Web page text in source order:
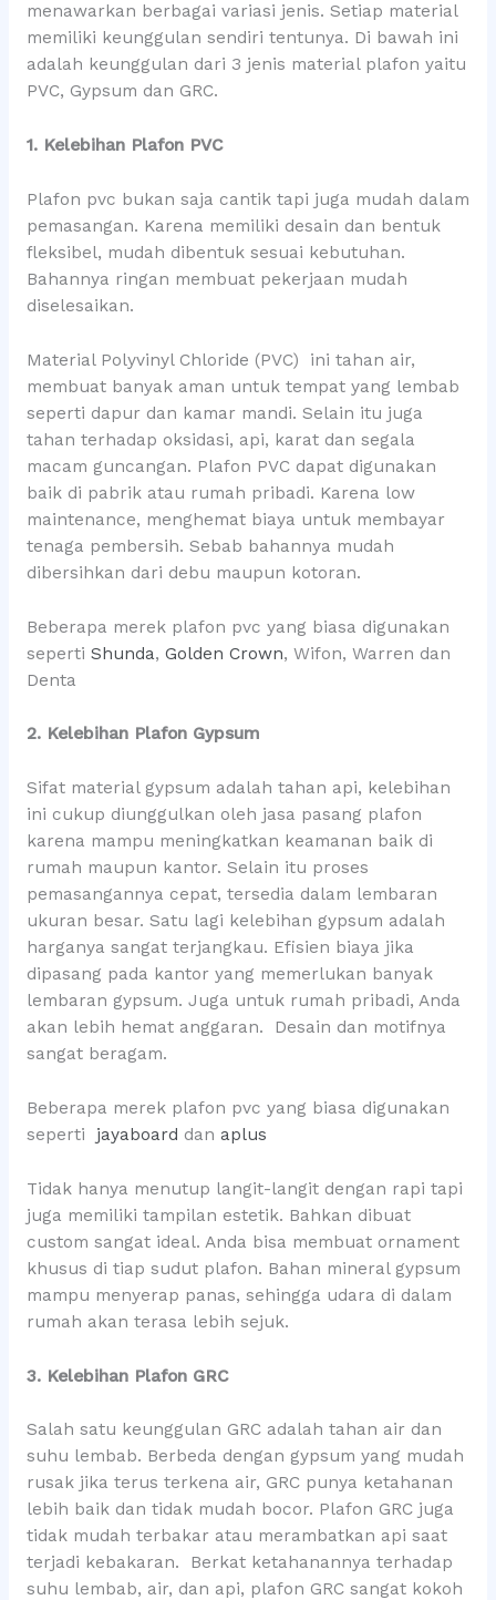
menawarkan berbagai variasi jenis. Setiap material
memiliki keunggulan sendiri tentunya. Di bawah ini
adalah keunggulan dari 3 jenis material plafon yaitu
PVC, Gypsum dan GRC.
1. Kelebihan Plafon PVC
Plafon pvc bukan saja cantik tapi juga mudah dalam
pemasangan. Karena memiliki desain dan bentuk
fleksibel, mudah dibentuk sesuai kebutuhan.
Bahannya ringan membuat pekerjaan mudah
diselesaikan.
Material Polyvinyl Chloride (PVC) ini tahan air,
membuat banyak aman untuk tempat yang lembab
seperti dapur dan kamar mandi. Selain itu juga
tahan terhadap oksidasi, api, karat dan segala
macam guncangan. Plafon PVC dapat digunakan
baik di pabrik atau rumah pribadi. Karena low
maintenance, menghemat biaya untuk membayar
tenaga pembersih. Sebab bahannya mudah
dibersihkan dari debu maupun kotoran.
Beberapa merek plafon pvc yang biasa digunakan
seperti Shunda, Golden Crown, Wifon, Warren dan
Denta
2. Kelebihan Plafon Gypsum
Sifat material gypsum adalah tahan api, kelebihan
ini cukup diunggulkan oleh jasa pasang plafon
karena mampu meningkatkan keamanan baik di
rumah maupun kantor. Selain itu proses
pemasangannya cepat, tersedia dalam lembaran
ukuran besar. Satu lagi kelebihan gypsum adalah
harganya sangat terjangkau. Efisien biaya jika
dipasang pada kantor yang memerlukan banyak
lembaran gypsum. Juga untuk rumah pribadi, Anda
akan lebih hemat anggaran. Desain dan motifnya
sangat beragam.
Beberapa merek plafon pvc yang biasa digunakan
seperti jayaboard dan aplus
Tidak hanya menutup langit-langit dengan rapi tapi
juga memiliki tampilan estetik. Bahkan dibuat
custom sangat ideal. Anda bisa membuat ornament
khusus di tiap sudut plafon. Bahan mineral gypsum
mampu menyerap panas, sehingga udara di dalam
rumah akan terasa lebih sejuk.
3. Kelebihan Plafon GRC
Salah satu keunggulan GRC adalah tahan air dan
suhu lembab. Berbeda dengan gypsum yang mudah
rusak jika terus terkena air, GRC punya ketahanan
lebih baik dan tidak mudah bocor. Plafon GRC juga
tidak mudah terbakar atau merambatkan api saat
terjadi kebakaran. Berkat ketahanannya terhadap
suhu lembab, air, dan api, plafon GRC sangat kokoh